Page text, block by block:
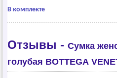
В комплекте
Отзывы - Сумка
голубая ВОТТЕGА